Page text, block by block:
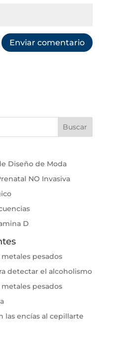
Diseño de Moda
NO Invasiva
D
pesados
detectar el alcoholismo
pesados
las encías al cepillarte